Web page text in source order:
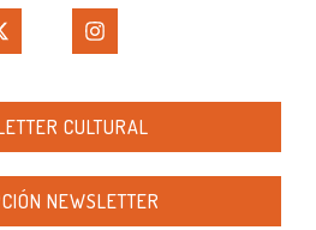
CULTURAL
NEWSLETTER